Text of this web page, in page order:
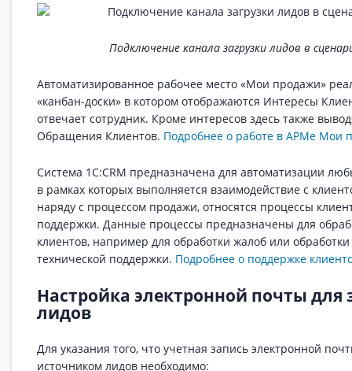
Подключение канала загрузки лидов в
Автоматизированное рабочее место «Мои продажи»
«канбан-доски» в котором отображаются Интересы
отвечает сотрудник. Кроме интересов здесь также
Обращения Клиентов. Подробнее о работе в АРМе Мои
Система 1С:CRM предназначена для автоматизации
в рамках которых выполняется взаимодействие с
наряду с процессом продажи, относятся процессы
поддержки. Данные процессы предназначены для
клиентов, например для обработки жалоб или
технической поддержки. Подробнее о поддержке
Настройка электронной почты для
лидов
Для указания того, что учетная запись электронной
источником лидов необходимо: